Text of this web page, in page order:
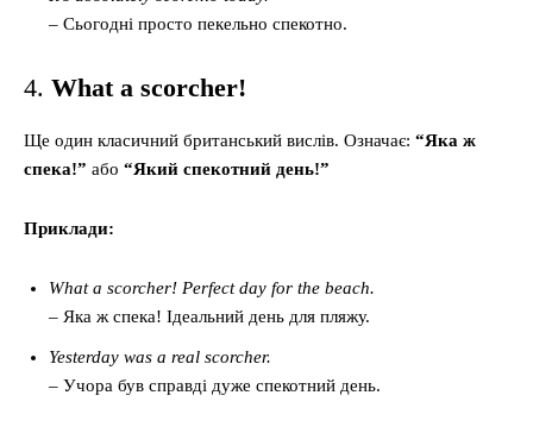
– Сьогодні просто пекельно спекотно.
4. What a scorcher!
Ще один класичний британський вислів. Означає: “Яка ж
спека!” або “Який спекотний день!”
Приклади:
What a scorcher! Perfect day for the beach.
– Яка ж спека! Ідеальний день для пляжу.
Yesterday was a real scorcher.
– Учора був справді дуже спекотний день.